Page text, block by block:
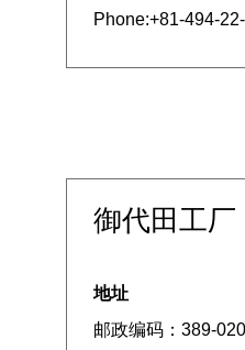
Phone:+81-494-
御代田工厂
地址
邮政编码：389-